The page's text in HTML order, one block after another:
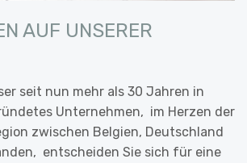
AUF UNSERER
seit nun mehr als 30 Jahren in
Unternehmen, im Herzen der
zwischen Belgien, Deutschland
entscheiden Sie sich für eine